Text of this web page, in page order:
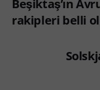
Beşiktaş’ın
rakipleri belli